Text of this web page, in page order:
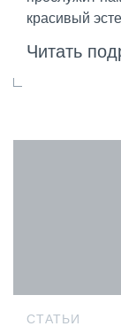
красивый
Читать
СТАТЬИ